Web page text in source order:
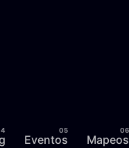
Eventos Mapeos